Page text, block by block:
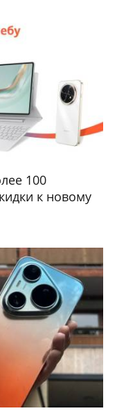
100
к новому